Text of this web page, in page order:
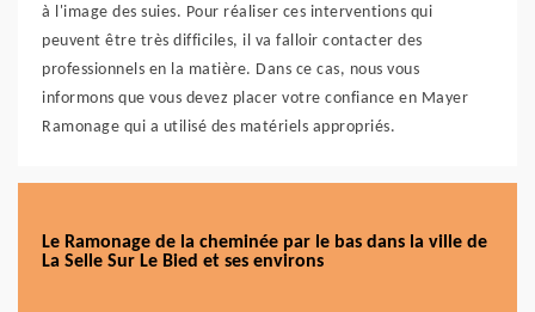
à l'image des suies. Pour réaliser ces interventions qui
peuvent être très difficiles, il va falloir contacter des
professionnels en la matière. Dans ce cas, nous vous
informons que vous devez placer votre confiance en Mayer
Ramonage qui a utilisé des matériels appropriés.
Le Ramonage de la cheminée par le bas dans la ville de
La Selle Sur Le Bied et ses environs